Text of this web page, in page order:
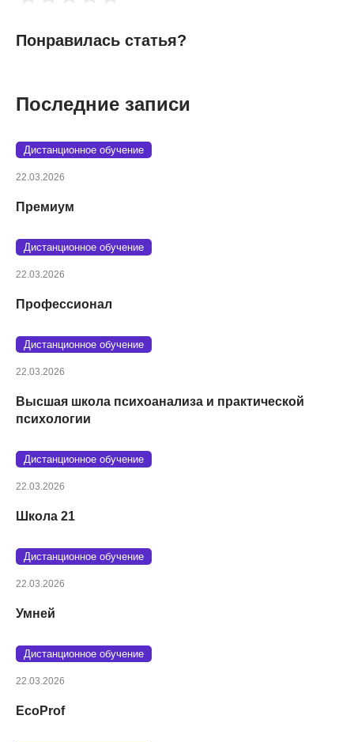
Понравилась статья?
Последние записи
Дистанционное обучение
22.03.2026
Премиум
Дистанционное обучение
22.03.2026
Профессионал
Дистанционное обучение
22.03.2026
Высшая школа психоанализа и практической
психологии
Дистанционное обучение
22.03.2026
Школа 21
Дистанционное обучение
22.03.2026
Умней
Дистанционное обучение
22.03.2026
EcoProf